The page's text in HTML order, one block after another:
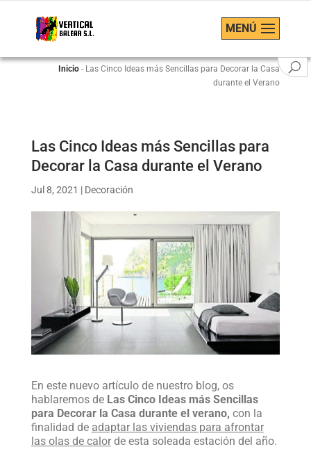
MENÚ
Inicio - Las Cinco Ideas más Sencillas para Decorar la Casa
durante el Verano
Las Cinco Ideas más Sencillas para
Decorar la Casa durante el Verano
Jul 8, 2021 | Decoración
En este nuevo artículo de nuestro blog, os
hablaremos de Las Cinco Ideas más Sencillas
para Decorar la Casa durante el verano, con la
finalidad de adaptar las viviendas para afrontar
las olas de calorde esta soleada estación del año.